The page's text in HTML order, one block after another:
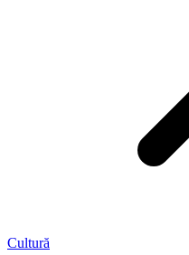
Cultură